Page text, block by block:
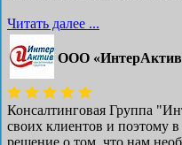
Читать далее ...
ООО
Консалтинговая Группа
своих клиентов и поэтому
решение о том, что нам